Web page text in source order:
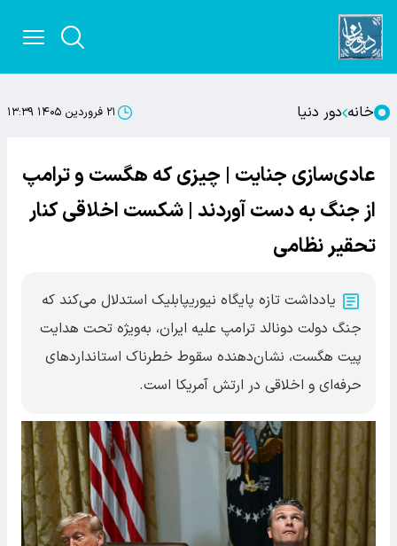
خانه دور دنیا ۲۱ فروردین ۱۴۰۵ ۱۳:۳۹
عادی‌سازی جنایت | چیزی که هگست و ترامپ
از جنگ به دست آوردند | شکست اخلاقی کنار
تحقیر نظامی
یادداشت تازه پایگاه نیوریپابلیک استدلال می‌کند که
جنگ دولت دونالد ترامپ علیه ایران، به‌ویژه تحت هدایت
پیت هگست، نشان‌دهنده سقوط خطرناک استانداردهای
حرفه‌ای و اخلاقی در ارتش آمریکا است.